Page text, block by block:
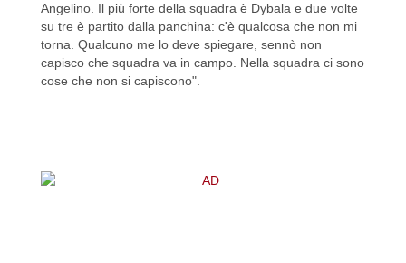
Angelino. Il più forte della squadra è Dybala e due volte
su tre è partito dalla panchina: c'è qualcosa che non mi
torna. Qualcuno me lo deve spiegare, sennò non
capisco che squadra va in campo. Nella squadra ci sono
cose che non si capiscono".